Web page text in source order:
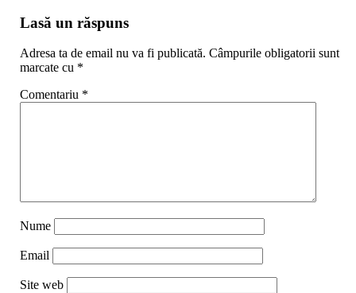
Lasă un răspuns
Adresa ta de email nu va fi publicată. Câmpurile obligatorii sunt
marcate cu *
Comentariu *
Nume
Email
Site web